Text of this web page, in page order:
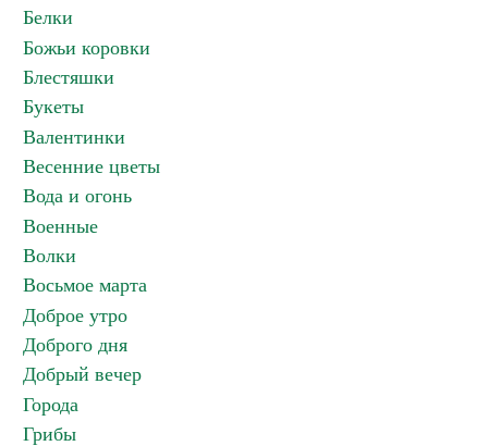
Белки
Божьи коровки
Блестяшки
Букеты
Валентинки
Весенние цветы
Вода и огонь
Военные
Волки
Восьмое марта
Доброе утро
Доброго дня
Добрый вечер
Города
Грибы